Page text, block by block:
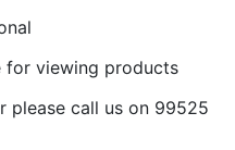
for viewing products
please call us on 99525